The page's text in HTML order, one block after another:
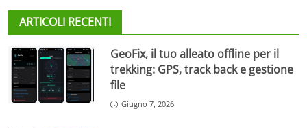
ARTICOLI RECENTI
GeoFix, il tuo alleato offline per il
trekking: GPS, track back e gestione
file
Giugno 7, 2026